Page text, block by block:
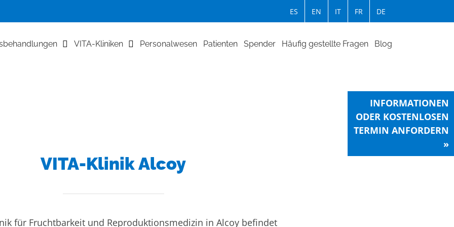
ES EN IT FR DE
VITA-Kliniken Personalwesen Patienten Spender Häufig gestellte Fragen Blog
INFORMATIONEN
ODER KOSTENLOSEN
TERMIN ANFORDERN
»
VITA-Klinik Alcoy
für Fruchtbarkeit und Reproduktionsmedizin in Alcoy befindet